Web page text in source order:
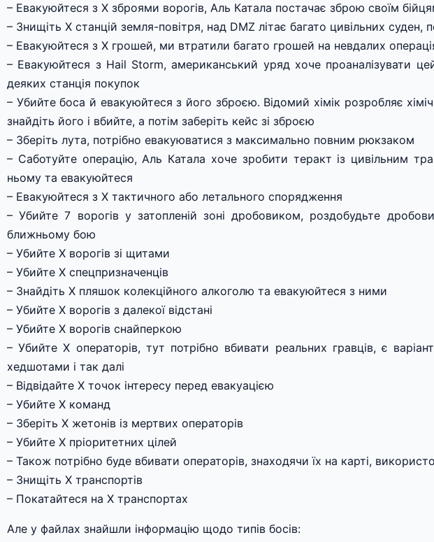
– Евакуюйтеся з Х зброями ворогів, Аль Катала постачає зброю своїм
– Знищіть Х станцій земля-повітря, над DMZ літає багато цивільних суден,
– Евакуюйтеся з Х грошей, ми втратили багато грошей на невдалих
– Евакуюйтеся з Hail Storm, американський уряд хоче проаналізувати
деяких станція покупок
– Убийте боса й евакуюйтеся з його зброєю. Відомий хімік розробляє
знайдіть його і вбийте, а потім заберіть кейс зі зброєю
– Зберіть лута, потрібно евакуюватися з максимально повним рюкзаком
– Саботуйте операцію, Аль Катала хоче зробити теракт із цивільним
ньому та евакуюйтеся
– Евакуюйтеся з Х тактичного або летального спорядження
– Убийте 7 ворогів у затопленій зоні дробовиком, роздобудьте
ближньому бою
– Убийте Х ворогів зі щитами
– Убийте Х спецпризначенців
– Знайдіть Х пляшок колекційного алкоголю та евакуюйтеся з ними
– Убийте Х ворогів з далекої відстані
– Убийте Х ворогів снайперкою
– Убийте Х операторів, тут потрібно вбивати реальних гравців, є
хедшотами і так далі
– Відвідайте Х точок інтересу перед евакуацією
– Убийте Х команд
– Зберіть Х жетонів із мертвих операторів
– Убийте Х пріоритетних цілей
– Також потрібно буде вбивати операторів, знаходячи їх на карті,
– Знищіть Х транспортів
– Покатайтеся на Х транспортах
Але у файлах знайшли інформацію щодо типів босів: